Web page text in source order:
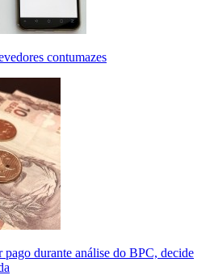
contumazes
durante análise do BPC, decide